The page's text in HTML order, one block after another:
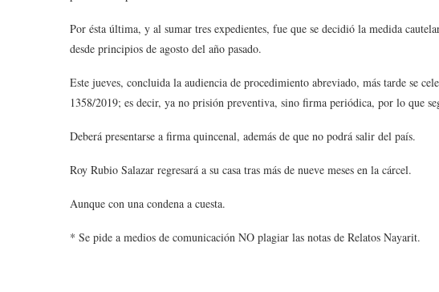
Por ésta última, y al sumar tres expedientes, fue que se decidió la medida
desde principios de agosto del año pasado.
Este jueves, concluida la audiencia de procedimiento abreviado, más tarde se
1358/2019; es decir, ya no prisión preventiva, sino firma periódica, por lo que
Deberá presentarse a firma quincenal, además de que no podrá salir del país.
Roy Rubio Salazar regresará a su casa tras más de nueve meses en la cárcel.
Aunque con una condena a cuesta.
* Se pide a medios de comunicación NO plagiar las notas de Relatos Nayarit.